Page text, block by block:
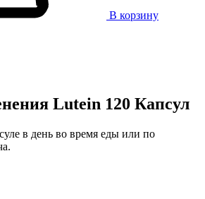
В корзину
Lutein 120 Капсул
в день во время еды или по